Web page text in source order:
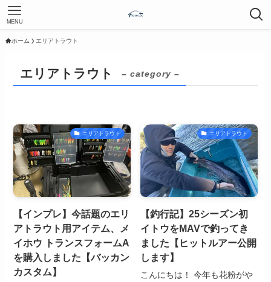
MENU
ホーム エリアトラウト
エリアトラウト – category –
エリアトラウト
【インプレ】今話題のエリ
アトラウト用アイテム、メ
イホウ トランスフォームA
を購入しました【バッカン
カスタム】
エリアトラウト
【釣行記】25シーズン初
イトウをMAVで釣ってき
ました【ヒットルアー公開
します】
こんにちは！ 今年も花粉がや